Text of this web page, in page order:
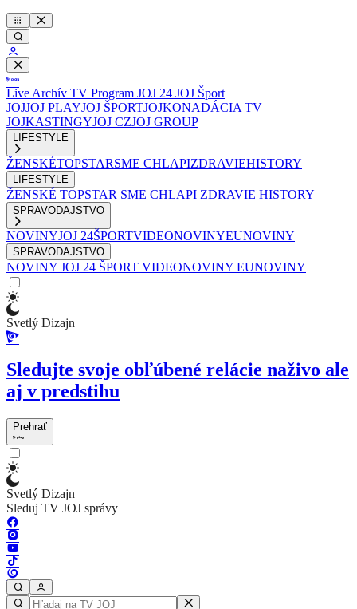
Live Archív TV Program JOJ 24 JOJ Šport
JOJJOJ PLAYJOJ ŠPORTJOJKONADÁCIA TV
JOJKASTINGYJOJ CZJOJ GROUP
LIFESTYLE
ŽENSKÉTOPSTARSME CHLAPIZDRAVIEHISTORY
LIFESTYLE
ŽENSKÉ TOPSTAR SME CHLAPI ZDRAVIE HISTORY
SPRAVODAJSTVO
NOVINYJOJ 24ŠPORTVIDEONOVINYEUNOVINY
SPRAVODAJSTVO
NOVINY JOJ 24 ŠPORT VIDEONOVINY EUNOVINY
Svetlý Dizajn
Sledujte svoje obľúbené relácie naživo ale
aj v predstihu
Prehrať
Svetlý Dizajn
Sleduj TV JOJ správy